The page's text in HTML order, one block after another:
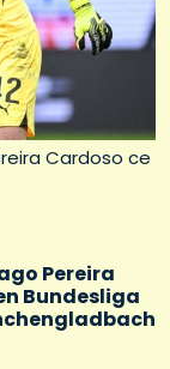
Cardoso ce
Pereira
Bundesliga